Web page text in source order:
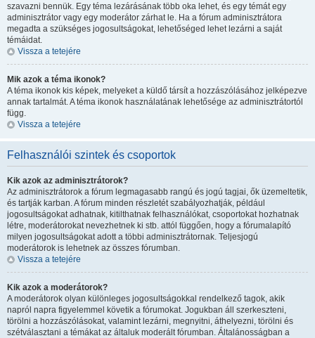
szavazni bennük. Egy téma lezárásának több oka lehet, és egy témát egy
adminisztrátor vagy egy moderátor zárhat le. Ha a fórum adminisztrátora
megadta a szükséges jogosultságokat, lehetőséged lehet lezárni a saját
témáidat.
Vissza a tetejére
Mik azok a téma ikonok?
A téma ikonok kis képek, melyeket a küldő társít a hozzászólásához jelképezve
annak tartalmát. A téma ikonok használatának lehetősége az adminisztrátortól
függ.
Vissza a tetejére
Felhasználói szintek és csoportok
Kik azok az adminisztrátorok?
Az adminisztrátorok a fórum legmagasabb rangú és jogú tagjai, ők üzemeltetik,
és tartják karban. A fórum minden részletét szabályozhatják, például
jogosultságokat adhatnak, kitilthatnak felhasználókat, csoportokat hozhatnak
létre, moderátorokat nevezhetnek ki stb. attól függően, hogy a fórumalapító
milyen jogosultságokat adott a többi adminisztrátornak. Teljesjogú
moderátorok is lehetnek az összes fórumban.
Vissza a tetejére
Kik azok a moderátorok?
A moderátorok olyan különleges jogosultságokkal rendelkező tagok, akik
napról napra figyelemmel követik a fórumokat. Jogukban áll szerkeszteni,
törölni a hozzászólásokat, valamint lezárni, megnyitni, áthelyezni, törölni és
szétválasztani a témákat az általuk moderált fórumban. Általánosságban a